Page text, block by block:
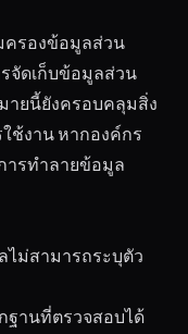
ครองข้อมูลส่วน
จัดเก็บข้อมูลส่วน
ยนี้ยังครอบคลุมสิ่ง
ช้งาน หากองค์กร
รทำลายข้อมูล
ม่สามารถระบุตัว
ฐานที่ตรวจสอบได้